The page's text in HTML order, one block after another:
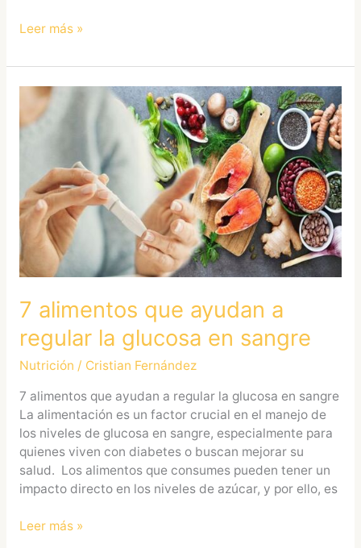
Leer más »
7 alimentos que ayudan a
regular la glucosa en sangre
Nutrición / Cristian Fernández
7 alimentos que ayudan a regular la glucosa en sangre
La alimentación es un factor crucial en el manejo de
los niveles de glucosa en sangre, especialmente para
quienes viven con diabetes o buscan mejorar su
salud. Los alimentos que consumes pueden tener un
impacto directo en los niveles de azúcar, y por ello, es
alimentos
que
regular
la
glucosa
en
sangre
Leer más »